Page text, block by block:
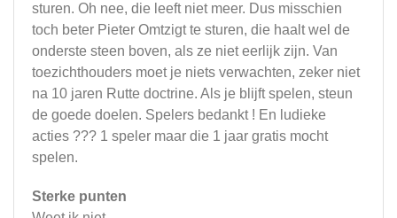
sturen. Oh nee, die leeft niet meer. Dus misschien
toch beter Pieter Omtzigt te sturen, die haalt wel de
onderste steen boven, als ze niet eerlijk zijn. Van
toezichthouders moet je niets verwachten, zeker niet
na 10 jaren Rutte doctrine. Als je blijft spelen, steun
de goede doelen. Spelers bedankt ! En ludieke
acties ??? 1 speler maar die 1 jaar gratis mocht
spelen.
Sterke punten